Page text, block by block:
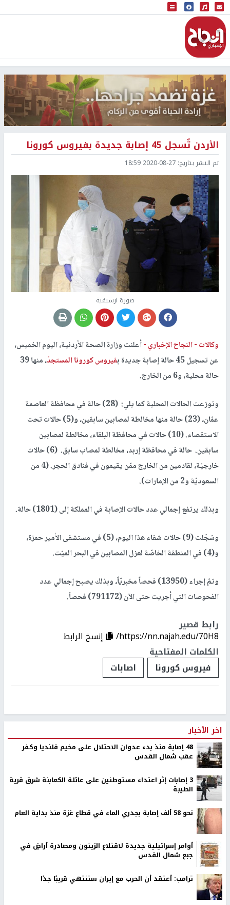
البث المباشر
إذاعة النجاح
الأردن تٌسجل 45 إصابة جديدة بفيروس كورونا
تم النشر بتاريخ: 2020-08-27 18:59
صورة ارشيفية
وكالات -النجاح الإخباري -أعلنت وزارة الصحة الأردنية، اليوم الخميس،
عن تسجيل 45 حالة إصابة جديدة ب
فيروس كورونا المستجد
ّ، منها 39
حالة محلية، و6 من الخارج.
وتوزعت الحالات المحلية كما يلي: (28) حالة في محافظة العاصمة
عمّان، (23) حالة منها مخالطة لمصابين سابقين، و(5) حالات تحت
الاستقصاء. (10) حالات في محافظة البلقاء، مخالطة لمصابين
سابقين. حالة في محافظة إربد، مخالطة لمصاب سابق. (6) حالات
خارجيّة، لقادمين من الخارج ممّن يقيمون في فنادق الحجر. (4 من
السعوديّة و2 من الإمارات).
وبذلك يرتفع إجمالي عدد حالات الإصابة في المملكة إلى (1801) حالة.
وسُجّلت (9) حالات شفاء هذا اليوم، (5) في مستشفى الأمير حمزة،
و(4) في المنطقة الخاصّة لعزل المصابين في البحر الميّت.
وتمّ إجراء (13950) فحصاً مخبريّاً، وبذلك يصبح إجمالي عدد
الفحوصات التي أجريت حتى الآن (791172) فحصاً.
رابط قصير
https://nn.najah.edu/70H8/
إنسخ الرابط
الكلمات المفتاحية
فيروس كورونا
اصابات
اخر الأخبار
48 إصابة منذ بدء عدوان الاحتلال على مخيم قلنديا وكفر
عقب شمال القدس
‏3 إصابات إثر اعتداء مستوطنين على عائلة الكعابنة شرق قرية
الطيبة
نحو 58 ألف إصابة بجدري الماء في قطاع غزة منذ بداية العام
أوامر إسرائيلية جديدة لاقتلاع الزيتون ومصادرة أراضٍ في
جبع شمال القدس
ترامب: أعتقد أن الحرب مع إيران ستنتهي قريبًا جدًا